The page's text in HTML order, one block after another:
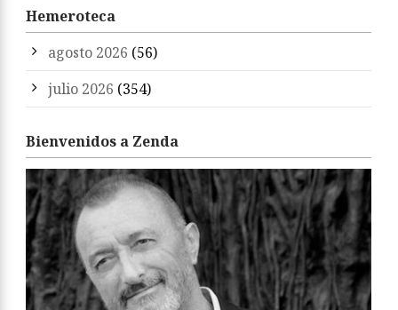
Hemeroteca
agosto 2026 (56)
julio 2026 (354)
Bienvenidos a Zenda